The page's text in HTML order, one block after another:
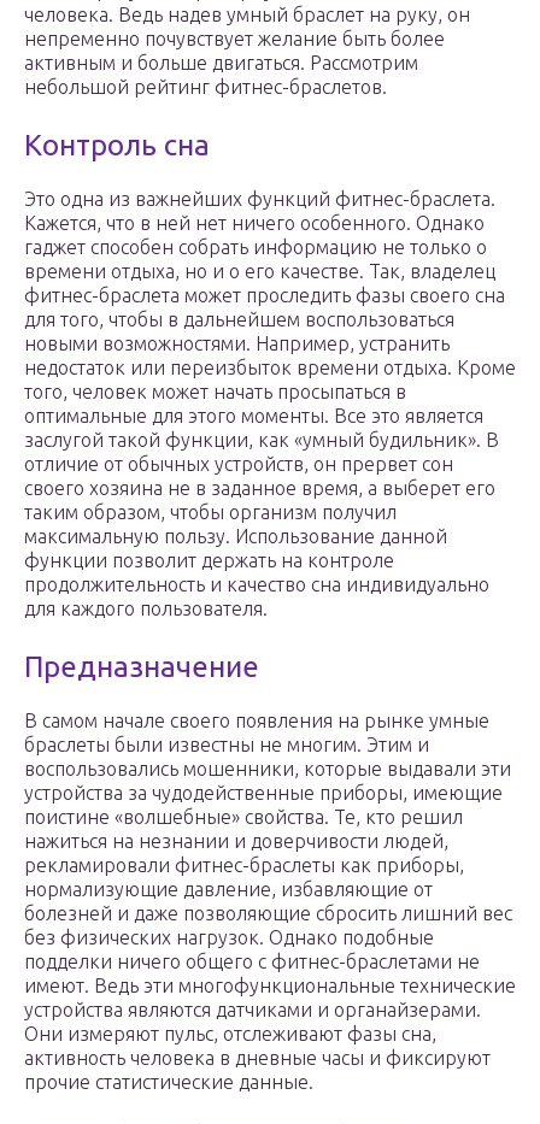
человека. Ведь надев умный браслет на руку, он
непременно почувствует желание быть более
активным и больше двигаться. Рассмотрим
небольшой рейтинг фитнес-браслетов.
Контроль сна
Это одна из важнейших функций фитнес-браслета.
Кажется, что в ней нет ничего особенного. Однако
гаджет способен собрать информацию не только о
времени отдыха, но и о его качестве. Так, владелец
фитнес-браслета может проследить фазы своего сна
для того, чтобы в дальнейшем воспользоваться
новыми возможностями. Например, устранить
недостаток или переизбыток времени отдыха. Кроме
того, человек может начать просыпаться в
оптимальные для этого моменты. Все это является
заслугой такой функции, как «умный будильник». В
отличие от обычных устройств, он прервет сон
своего хозяина не в заданное время, а выберет его
таким образом, чтобы организм получил
максимальную пользу. Использование данной
функции позволит держать на контроле
продолжительность и качество сна индивидуально
для каждого пользователя.
Предназначение
В самом начале своего появления на рынке умные
браслеты были известны не многим. Этим и
воспользовались мошенники, которые выдавали эти
устройства за чудодейственные приборы, имеющие
поистине «волшебные» свойства. Те, кто решил
нажиться на незнании и доверчивости людей,
рекламировали фитнес-браслеты как приборы,
нормализующие давление, избавляющие от
болезней и даже позволяющие сбросить лишний вес
без физических нагрузок. Однако подобные
подделки ничего общего с фитнес-браслетами не
имеют. Ведь эти многофункциональные технические
устройства являются датчиками и органайзерами.
Они измеряют пульс, отслеживают фазы сна,
активность человека в дневные часы и фиксируют
прочие статистические данные.